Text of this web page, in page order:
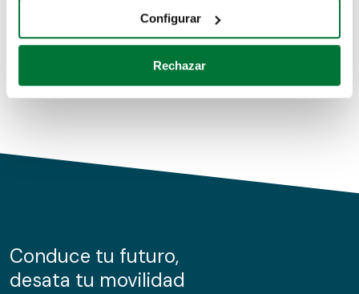
Identificar su dispositivo analizándolo activamente
para buscar características específicas (huellas
Obtenga más información sobre cómo se procesan sus
de cookies.
información sobre el uso que haga del sitio web con
nuestros partners de redes sociales, publicidad y análisis
Configurar
Rechazar
Conduce tu futuro,
desata tu movilidad